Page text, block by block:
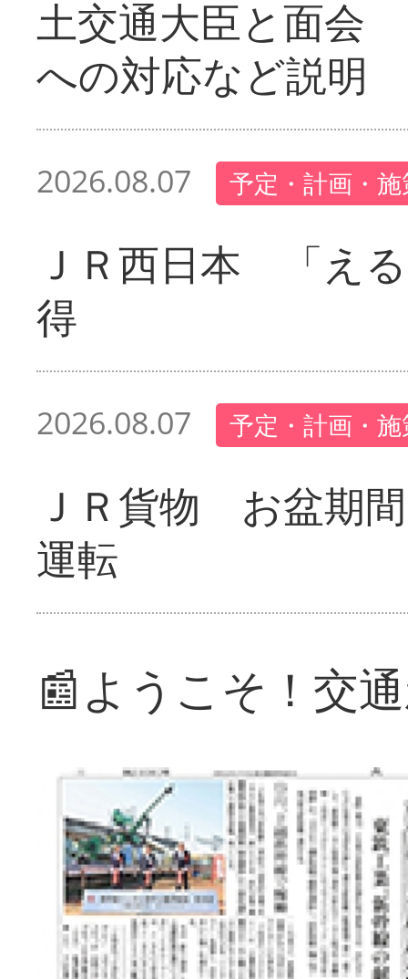
土交通大臣と面会
への対応など説明
2026.08.07 予定・計画・
ＪＲ西日本 「え
得
2026.08.07 予定・計画・
ＪＲ貨物 お盆期
運転
📰ようこそ！交